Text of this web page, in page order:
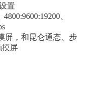
置
、
屏，和昆仑通态、步
摸屏